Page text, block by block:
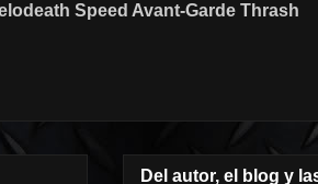
Speed Avant-Garde Thrash
Del autor, el blog y